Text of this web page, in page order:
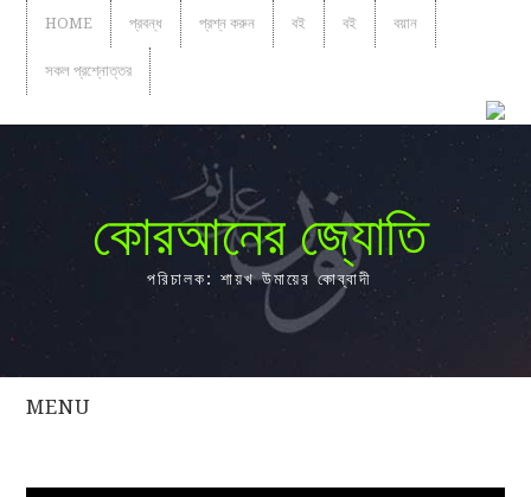
HOME প্রবন্ধ প্রশ্ন করুন বই বই বয়ান
সকল প্রশ্নোত্তর
কোরআনের জ্যোতি
পরিচালক: শায়খ উমায়ের কোব্বাদী
MENU
সকল